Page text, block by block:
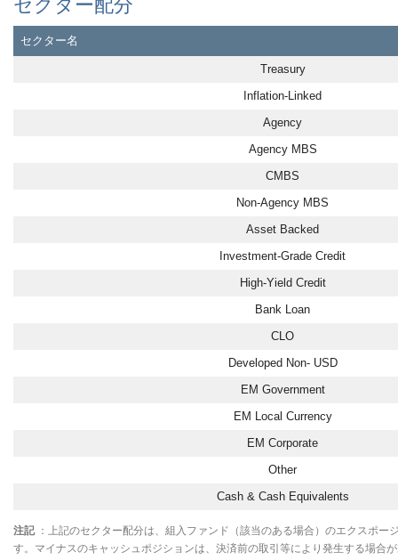
セクター配分
セクター名
Treasury
Inflation-Linked
Agency
Agency MBS
CMBS
Non-Agency MBS
Asset Backed
Investment-Grade Credit
High-Yield Credit
Bank Loan
CLO
Developed Non- USD
EM Government
EM Local Currency
EM Corporate
Other
Cash & Cash Equivalents
注記：上記のセクター配分は、組入ファンド（該当のある場合）のエクスポ
す。マイナスのキャッシュポジションは、決済前の取引等により発生する場合